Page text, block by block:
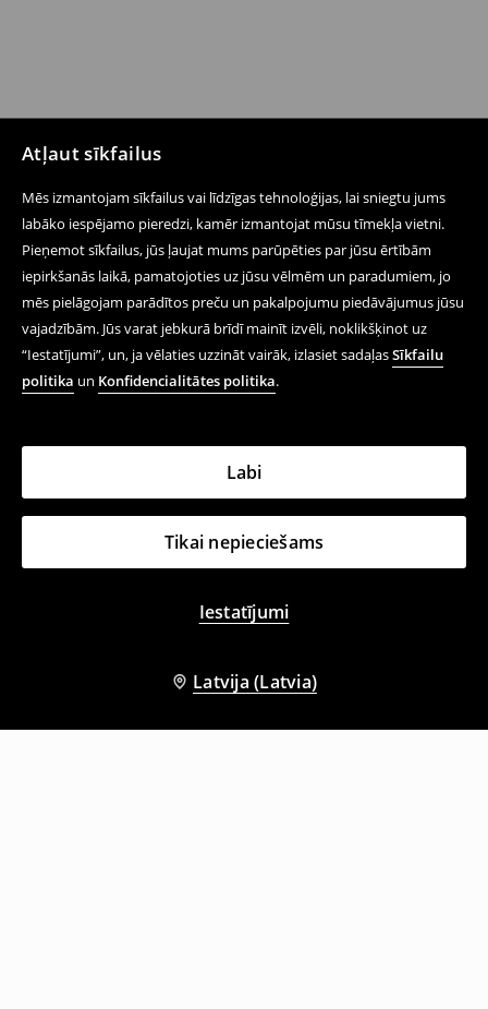
Atļaut sīkfailus
Mēs izmantojam sīkfailus vai līdzīgas tehnoloģijas, lai sniegtu jums
labāko iespējamo pieredzi, kamēr izmantojat mūsu tīmekļa vietni.
Pieņemot sīkfailus, jūs ļaujat mums parūpēties par jūsu ērtībām
iepirkšanās laikā, pamatojoties uz jūsu vēlmēm un paradumiem, jo
mēs pielāgojam parādītos preču un pakalpojumu piedāvājumus jūsu
vajadzībām. Jūs varat jebkurā brīdī mainīt izvēli, noklikšķinot uz
“Iestatījumi”, un, ja vēlaties uzzināt vairāk, izlasiet sadaļasSīkfailu
politika un Konfidencialitātes politika.
Tikai nepieciešams
Iestatījumi
Labi
Latvija (Latvia)